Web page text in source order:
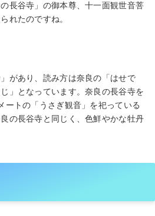
長谷寺」の御本尊、十一面観世音菩
れたのですね。
があり、読み方は奈良の「はせで
」となっています。奈良の長谷寺を
ートの「うさぎ観音」を祀っている
の長谷寺と同じく、色鮮やかな牡丹